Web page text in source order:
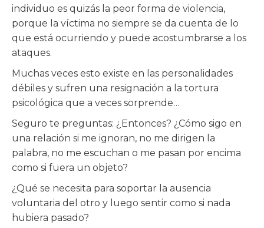
individuo es quizás la peor forma de violencia,
porque la víctima no siempre se da cuenta de lo
que está ocurriendo y puede acostumbrarse a los
ataques.
Muchas veces esto existe en las personalidades
débiles y sufren una resignación a la tortura
psicológica que a veces sorprende…
Seguro te preguntas: ¿Entonces? ¿Cómo sigo en
una relación si me ignoran, no me dirigen la
palabra, no me escuchan o me pasan por encima
como si fuera un objeto?
¿Qué se necesita para soportar la ausencia
voluntaria del otro y luego sentir como si nada
hubiera pasado?